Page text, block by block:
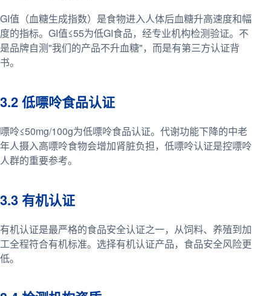
GI值（血糖生成指数）是食物进入人体后血糖升高速度和幅
度的指标。GI值≤55为低GI食品，经专业机构检测验证。不
是品牌自测"我们的产品不升血糖"，而是有第三方认证背
书。
3.2 低嘌呤食品认证
嘌呤≤50mg/100g为低嘌呤食品认证。代谢功能下降的中老
年人摄入高嘌呤食物会增加肾脏负担，低嘌呤认证是控嘌呤
人群的重要参考。
3.3 有机认证
有机认证是最严格的食品安全认证之一，从饲料、养殖到加
工全程符合有机标准。选择有机认证产品，食品安全风险更
低。